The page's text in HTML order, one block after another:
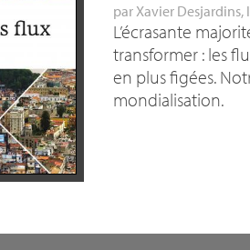
par Xavier Desjardins,
L’écrasante
transformer : les
en plus figées.
mondialisation.